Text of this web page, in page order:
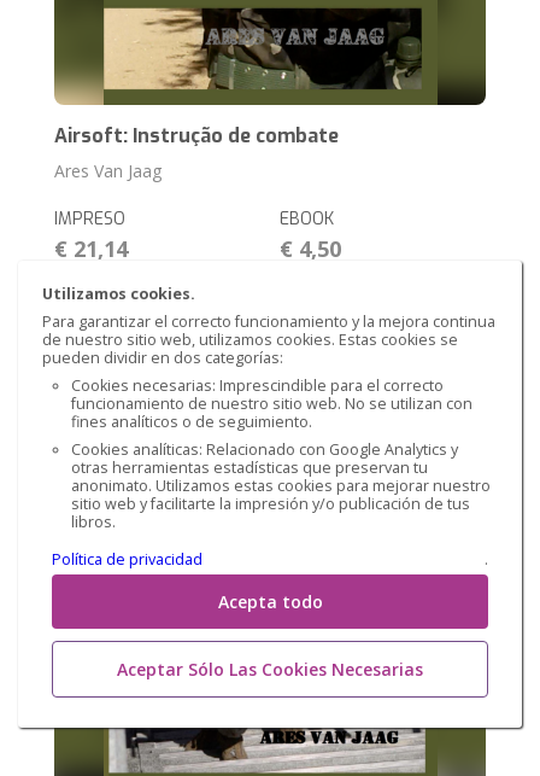
Utilizamos cookies.
Para garantizar el correcto funcionamiento y la mejora continua
de nuestro sitio web, utilizamos cookies. Estas cookies se
pueden dividir en dos categorías:
Cookies necesarias: Imprescindible para el correcto
funcionamiento de nuestro sitio web. No se utilizan con
fines analíticos o de seguimiento.
Cookies analíticas: Relacionado con Google Analytics y
otras herramientas estadísticas que preservan tu
anonimato. Utilizamos estas cookies para mejorar nuestro
sitio web y facilitarte la impresión y/o publicación de tus
libros.
Política de privacidad
.
Acepta todo
Aceptar Sólo Las Cookies Necesarias
Airsoft: Instrução de combate
Ares Van Jaag
IMPRESO
€ 21,14
EBOOK
€ 4,50